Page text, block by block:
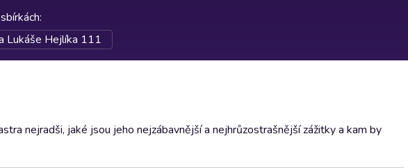
:
Lukáše Hejlíka 111
nejradši, jaké jsou jeho nejzábavnější a nejhrůzostrašnější zážitky a kam by